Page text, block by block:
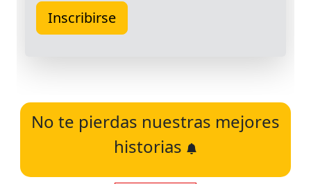
No te pierdas nuestras mejores
historias